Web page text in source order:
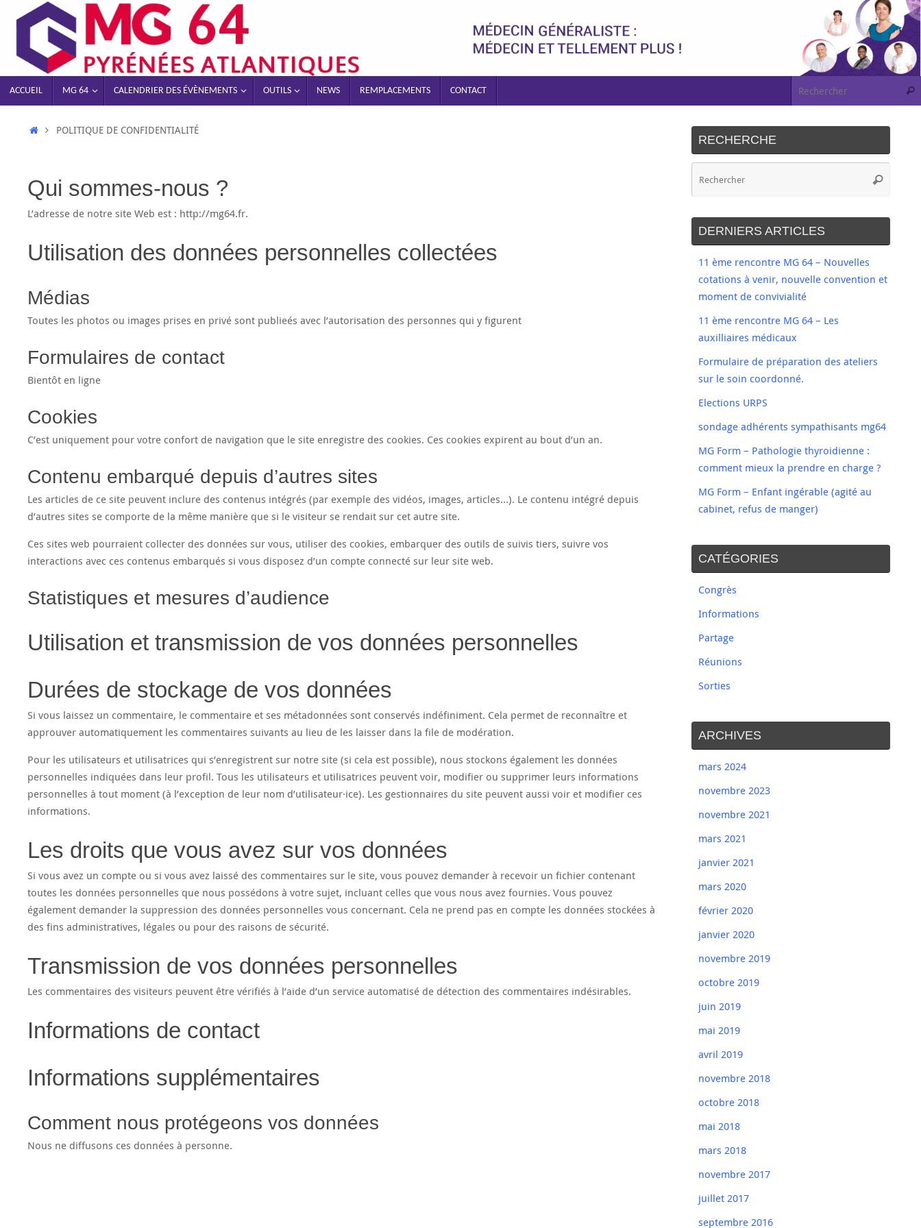
ACCUEIL MG 64 CALENDRIER DES ÉVÈNEMENTS OUTILS NEWS REMPLACEMENTS CONTACT
POLITIQUE DE CONFIDENTIALITÉ
Qui sommes-nous ?
L’adresse de notre site Web est : http://mg64.fr.
Utilisation des données personnelles collectées
Médias
Toutes les photos ou images prises en privé sont publieés avec l’autorisation des personnes qui y figurent
Formulaires de contact
Bientôt en ligne
Cookies
C’est uniquement pour votre confort de navigation que le site enregistre des cookies. Ces cookies expirent au bout d’un an.
Contenu embarqué depuis d’autres sites
Les articles de ce site peuvent inclure des contenus intégrés (par exemple des vidéos, images, articles…). Le contenu intégré depuis
d’autres sites se comporte de la même manière que si le visiteur se rendait sur cet autre site.
Ces sites web pourraient collecter des données sur vous, utiliser des cookies, embarquer des outils de suivis tiers, suivre vos
interactions avec ces contenus embarqués si vous disposez d’un compte connecté sur leur site web.
Statistiques et mesures d’audience
Utilisation et transmission de vos données personnelles
Durées de stockage de vos données
Si vous laissez un commentaire, le commentaire et ses métadonnées sont conservés indéfiniment. Cela permet de reconnaître et
approuver automatiquement les commentaires suivants au lieu de les laisser dans la file de modération.
Pour les utilisateurs et utilisatrices qui s’enregistrent sur notre site (si cela est possible), nous stockons également les données
personnelles indiquées dans leur profil. Tous les utilisateurs et utilisatrices peuvent voir, modifier ou supprimer leurs informations
personnelles à tout moment (à l’exception de leur nom d’utilisateur·ice). Les gestionnaires du site peuvent aussi voir et modifier ces
informations.
Les droits que vous avez sur vos données
Si vous avez un compte ou si vous avez laissé des commentaires sur le site, vous pouvez demander à recevoir un fichier contenant
toutes les données personnelles que nous possédons à votre sujet, incluant celles que vous nous avez fournies. Vous pouvez
également demander la suppression des données personnelles vous concernant. Cela ne prend pas en compte les données stockées à
des fins administratives, légales ou pour des raisons de sécurité.
Transmission de vos données personnelles
Les commentaires des visiteurs peuvent être vérifiés à l’aide d’un service automatisé de détection des commentaires indésirables.
Informations de contact
Informations supplémentaires
Comment nous protégeons vos données
Nous ne diffusons ces données à personne.
RECHERCHE
DERNIERS ARTICLES
11 ème rencontre MG 64 – Nouvelles
cotations à venir, nouvelle convention et
moment de convivialité
11 ème rencontre MG 64 – Les
auxilliaires médicaux
Formulaire de préparation des ateliers
sur le soin coordonné.
Elections URPS
sondage adhérents sympathisants mg64
MG Form – Pathologie thyroidienne :
comment mieux la prendre en charge ?
MG Form – Enfant ingérable (agité au
cabinet, refus de manger)
CATÉGORIES
Congrès
Informations
Partage
Réunions
Sorties
ARCHIVES
mars 2024
novembre 2023
novembre 2021
mars 2021
janvier 2021
mars 2020
février 2020
janvier 2020
novembre 2019
octobre 2019
juin 2019
mai 2019
avril 2019
novembre 2018
octobre 2018
mai 2018
mars 2018
novembre 2017
juillet 2017
septembre 2016